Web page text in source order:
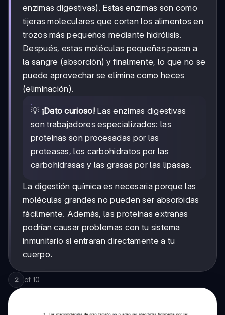
enzimas digestivas). Estas enzimas son como
tijeras moleculares que cortan los alimentos en
trozos más pequeños mediante hidrólisis.
Después, estas moléculas pequeñas pasan a
la sangre (absorción) y finalmente, lo que no se
puede aprovechar se elimina como heces
(eliminación).
💡 ¡Dato curioso!Las enzimas digestivas
son trabajadores especializados: las
proteínas son procesadas por las
proteasas, los carbohidratos por las
carbohidrasas y las grasas por las lipasas.
La digestión química es necesaria porque las
moléculas grandes no pueden ser absorbidas
fácilmente. Además, las proteínas extrañas
podrían causar problemas con tu sistema
inmunitario si entraran directamente a tu
cuerpo.
2 of 10